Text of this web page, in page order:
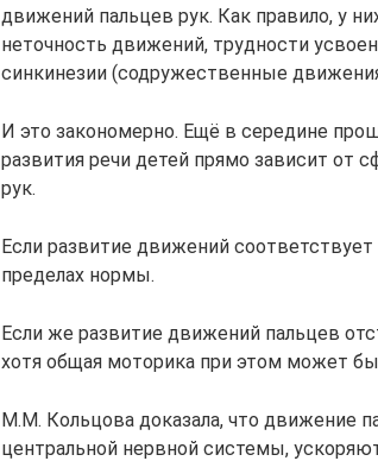
движений пальцев рук. Как правило, у
неточность движений, трудности
синкинезии (содружественные движения
И это закономерно. Ещё в середине
развития речи детей прямо зависит от
рук.
Если развитие движений соответствует
пределах нормы.
Если же развитие движений пальцев
хотя общая моторика при этом может
М.М. Кольцова доказала, что движение
центральной нервной системы,